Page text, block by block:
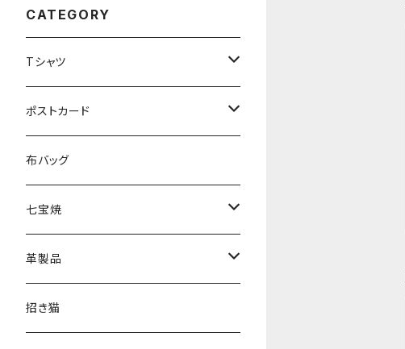
CATEGORY
Tシャツ
長袖
半袖
ポストカード
誕生日
夏
感謝
開運
布バッグ
七宝焼
ブローチ
ピアス
革製品
小銭入れ
招き猫